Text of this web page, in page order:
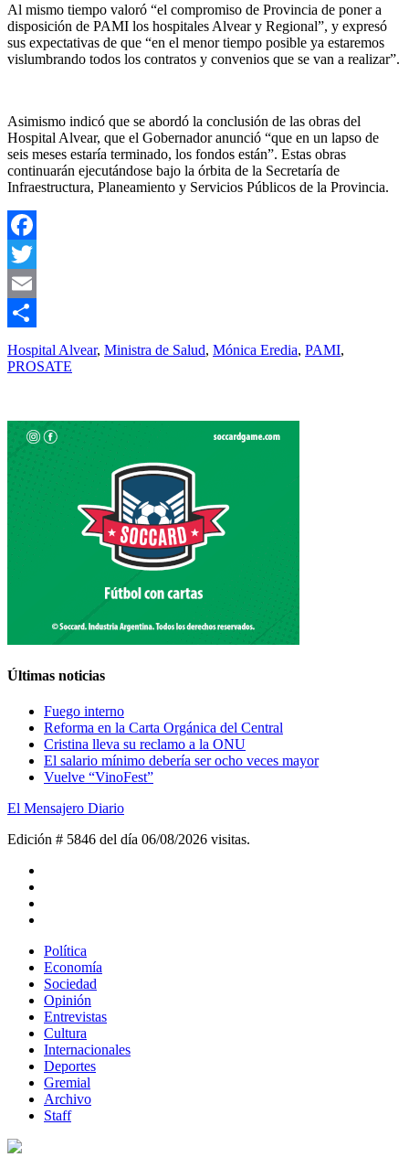
Al mismo tiempo valoró “el compromiso de Provincia de poner a
disposición de PAMI los hospitales Alvear y Regional”, y expresó
sus expectativas de que “en el menor tiempo posible ya estaremos
vislumbrando todos los contratos y convenios que se van a realizar”.
Asimismo indicó que se abordó la conclusión de las obras del
Hospital Alvear, que el Gobernador anunció “que en un lapso de
seis meses estaría terminado, los fondos están”. Estas obras
continuarán ejecutándose bajo la órbita de la Secretaría de
Infraestructura, Planeamiento y Servicios Públicos de la Provincia.
Facebook
Twitter
Email
Compartir
Hospital Alvear, Ministra de Salud, Mónica Eredia, PAMI,
PROSATE
Últimas noticias
Fuego interno
Reforma en la Carta Orgánica del Central
Cristina lleva su reclamo a la ONU
El salario mínimo debería ser ocho veces mayor
Vuelve “VinoFest”
El Mensajero Diario
Edición # 5846 del día 06/08/2026 visitas.
Política
Economía
Sociedad
Opinión
Entrevistas
Cultura
Internacionales
Deportes
Gremial
Archivo
Staff